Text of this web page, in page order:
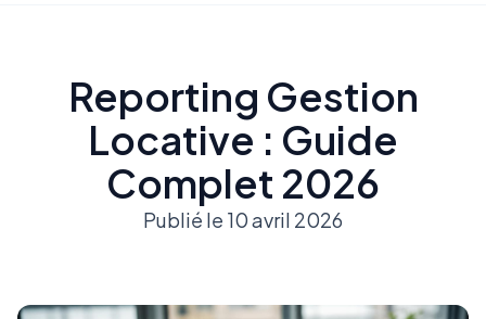
Reporting Gestion
Locative : Guide
Complet 2026
Publié le 10 avril 2026